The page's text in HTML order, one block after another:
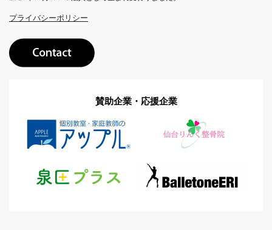
プライバシーポリシー
賛助企業・応援企業